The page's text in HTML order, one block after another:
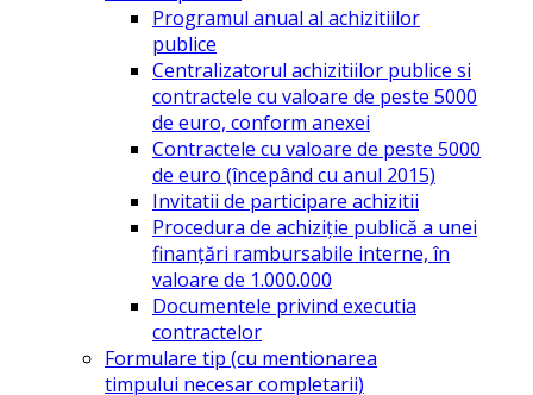
Programul anual al achizitiilor
publice
Centralizatorul achizitiilor publice si
contractele cu valoare de peste 5000
de euro, conform anexei
Contractele cu valoare de peste 5000
de euro (începând cu anul 2015)
Invitatii de participare achizitii
Procedura de achiziție publică a unei
finanțări rambursabile interne, în
valoare de 1.000.000
Documentele privind executia
contractelor
Formulare tip (cu mentionarea
timpului necesar completarii)